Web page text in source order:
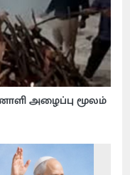
அழைப்பு மூலம்